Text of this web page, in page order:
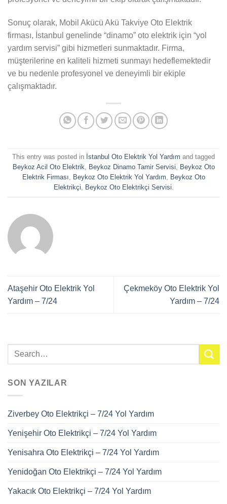
Sonuç olarak, Mobil Akücü Akü Takviye Oto Elektrik
firması, İstanbul genelinde “dinamo” oto elektrik için “yol
yardım servisi” gibi hizmetleri sunmaktadır. Firma,
müşterilerine en kaliteli hizmeti sunmayı hedeflemektedir
ve bu nedenle profesyonel ve deneyimli bir ekiple
çalışmaktadır.
This entry was posted in İstanbul Oto Elektrik Yol Yardım and tagged
Beykoz Acil Oto Elektrik
Beykoz Dinamo Tamir Servisi
Beykoz Oto
Elektrik Firması
Beykoz Oto Elektrik Yol Yardım
Beykoz Oto
Elektrikçi
Beykoz Oto Elektrikçi Servisi
Ataşehir Oto Elektrik Yol
Yardım – 7/24
Çekmeköy Oto Elektrik Yol
Yardım – 7/24
SON YAZILAR
Ziverbey Oto Elektrikçi – 7/24 Yol Yardım
Yenişehir Oto Elektrikçi – 7/24 Yol Yardım
Yenisahra Oto Elektrikçi – 7/24 Yol Yardım
Yenidoğan Oto Elektrikçi – 7/24 Yol Yardım
Yakacık Oto Elektrikçi – 7/24 Yol Yardım